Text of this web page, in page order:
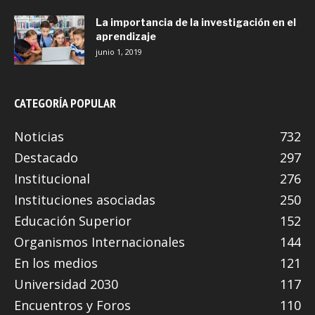
La importancia de la investigación en el
aprendizaje
junio 1, 2019
CATEGORÍA POPULAR
Noticias
732
Destacado
297
Institucional
276
Instituciones asociadas
250
Educación Superior
152
Organismos Internacionales
144
En los medios
121
Universidad 2030
117
Encuentros y Foros
110